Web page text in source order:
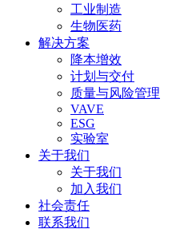
工业制造
生物医药
解决方案
降本增效
计划与交付
质量与风险管理
VAVE
ESG
实验室
关于我们
关于我们
加入我们
社会责任
联系我们